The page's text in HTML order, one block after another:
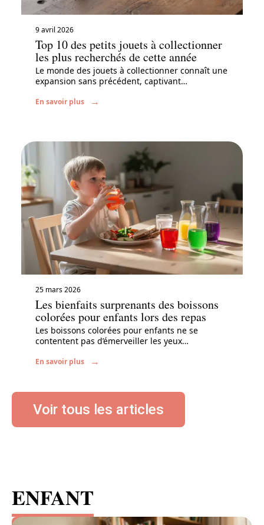
9 avril 2026
Top 10 des petits jouets à collectionner
les plus recherchés de cette année
Le monde des jouets à collectionner connaît une
expansion sans précédent, captivant…
En savoir plus
25 mars 2026
Les bienfaits surprenants des boissons
colorées pour enfants lors des repas
Les boissons colorées pour enfants ne se
contentent pas d’émerveiller les yeux…
En savoir plus
Voir tous les articles
ENFANT